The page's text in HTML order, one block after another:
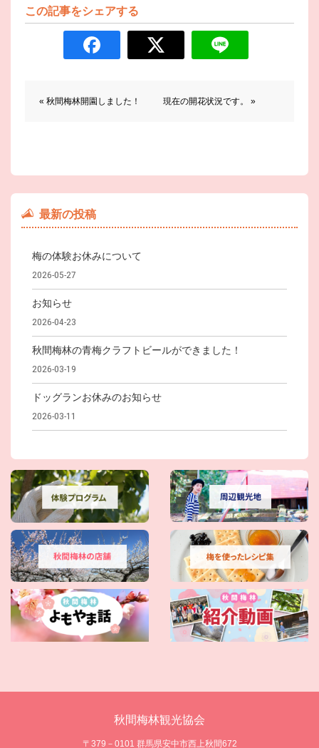
この記事をシェアする
« 秋間梅林開園しました！ 現在の開花状況です。 »
最新の投稿
梅の体験お休みについて
2026-05-27
お知らせ
2026-04-23
秋間梅林の青梅クラフトビールができました！
2026-03-19
ドッグランお休みのお知らせ
2026-03-11
秋間梅林観光協会
〒379－0101 群馬県安中市西上秋間672